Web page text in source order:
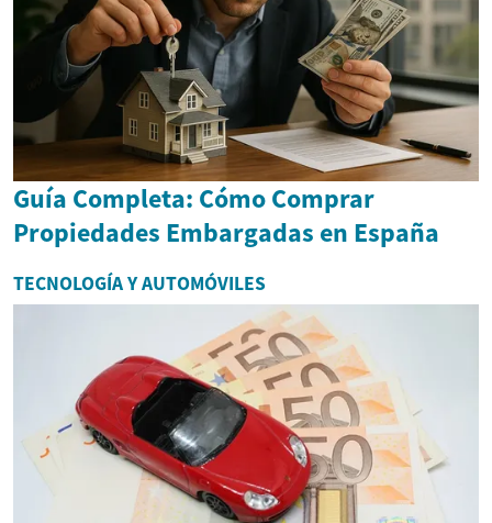
Guía Completa: Cómo Comprar
Propiedades Embargadas en España
TECNOLOGÍA Y AUTOMÓVILES